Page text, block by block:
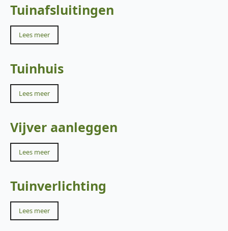
Tuinafsluitingen
Lees meer
Tuinhuis
Lees meer
Vijver aanleggen
Lees meer
Tuinverlichting
Lees meer